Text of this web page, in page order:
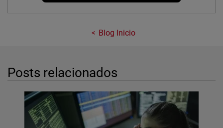
Blog Inicio
Posts relacionados